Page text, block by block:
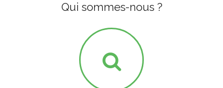
Qui sommes-nous ?